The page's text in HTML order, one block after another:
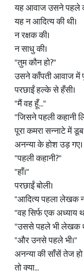
यह आवाज उसने पहले
यह न आदित्य की थी।
न रक्षक की।
न साधु की।
"तुम कौन हो?"
उसने काँपती आवाज में
परछाईं हल्के से हँसी।
"मैं वह हूँ..."
"जिसने पहली कहानी
पूरा कमरा सन्नाटे में डूब
अनन्या के होश उड़ गए।
"पहली कहानी?"
"हाँ।"
परछाईं बोली।
"आदित्य पहला लेखक
"वह सिर्फ एक अध्याय
"उससे पहले भी लेखक
"और उनसे पहले भी।"
अनन्या की साँसें तेज हो
तो क्या...